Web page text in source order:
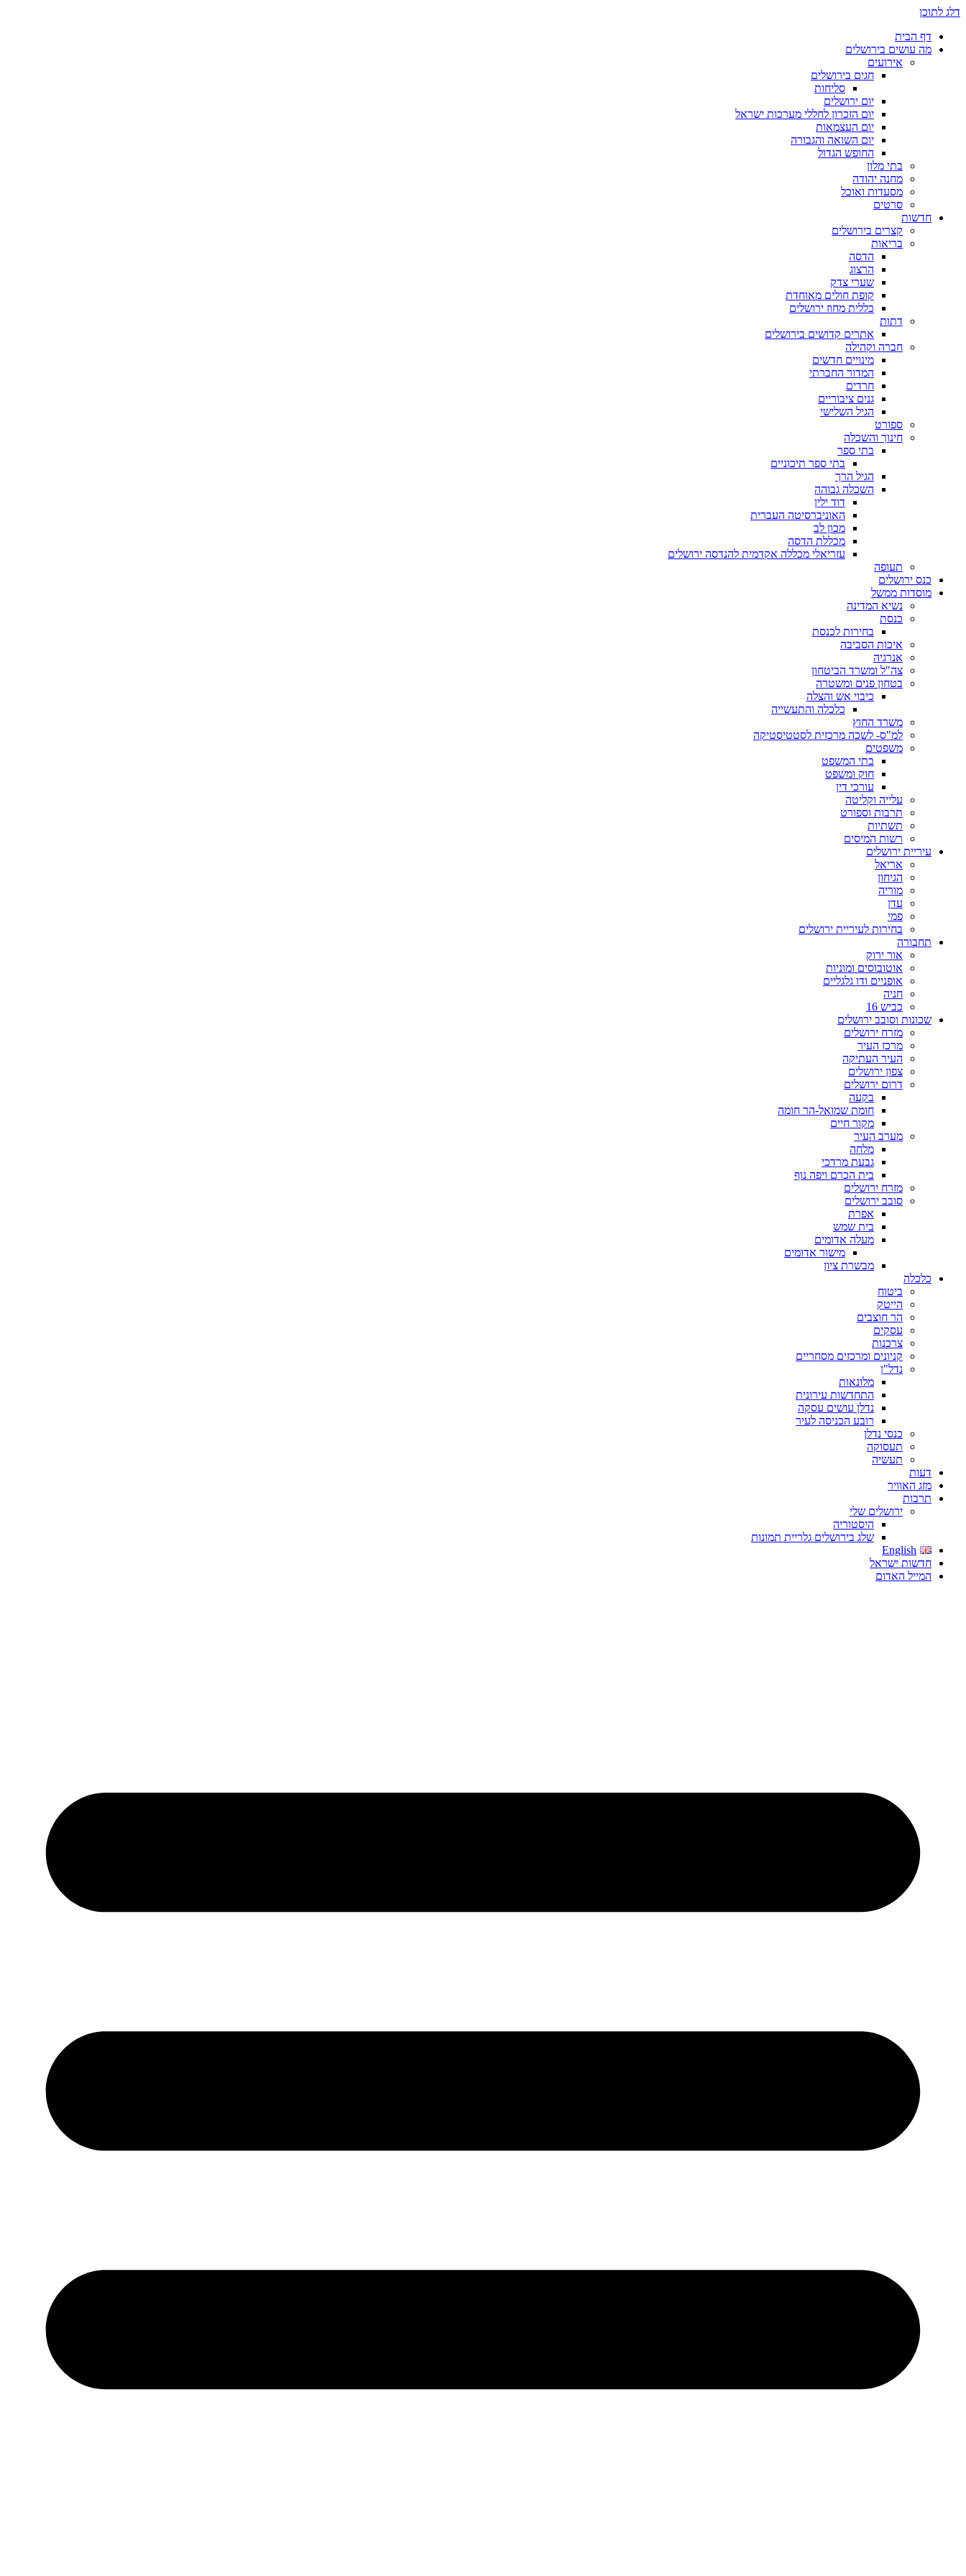
דלג לתוכן
דף הבית
מה עושים בירושלים
אירועים
חגים בירושלים
סליחות
יום ירושלים
יום הזכרון לחללי מערכות ישראל
יום העצמאות
יום השואה והגבורה
החופש הגדול
בתי מלון
מחנה יהודה
מסעדות ואוכל
סרטים
חדשות
קצרים בירושלים
בריאות
הדסה
הרצוג
שערי צדק
קופת חולים מאוחדת
כללית מחוז ירושלים
דתות
אתרים קדושים בירושלים
חברה וקהילה
מינויים חדשים
המדור החברתי
חרדים
גנים ציבוריים
הגיל השלישי
ספורט
חינוך והשכלה
בתי ספר
בתי ספר תיכוניים
הגיל הרך
השכלה גבוהה
דוד ילין
האוניברסיטה העברית
מכון לב
מכללת הדסה
עזריאלי מכללה אקדמית להנדסה ירושלים
תעופה
כנס ירושלים
מוסדות ממשל
נשיא המדינה
כנסת
בחירות לכנסת
איכות הסביבה
אנרגיה
צה"ל ומשרד הביטחון
בטחון פנים ומשטרה
כיבוי אש והצלה
כלכלה והתעשייה
משרד החוץ
למ"ס- לשכה מרכזית לסטטיסטיקה
משפטים
בתי המשפט
חוק ומשפט
עורכי דין
עלייה וקליטה
תרבות וספורט
תשתיות
רשות המיסים
עיריית ירושלים
אריאל
הגיחון
מוריה
עדן
פמי
בחירות לעיריית ירושלים
תחבורה
אור ירוק
אוטובוסים ומוניות
אופניים ודו גלגליים
חניה
כביש 16
שכונות וסובב ירושלים
מזרח ירושלים
מרכז העיר
העיר העתיקה
צפון ירושלים
דרום ירושלים
בקעה
חומת שמואל-הר חומה
מקור חיים
מערב העיר
מלחה
גבעת מרדכי
בית הכרם ויפה נוף
מזרח ירושלים
סובב ירושלים
אפרת
בית שמש
מעלה אדומים
מישור אדומים
מבשרת ציון
כלכלה
ביטוח
הייטק
הר חוצבים
עסקים
צרכנות
קניונים ומרכזים מסחריים
נדל"ן
מלונאות
התחדשות עירונית
נדלן עושים עסקה
רובע הכניסה לעיר
כנסי נדלן
תעסוקה
תעשיה
דעות
מזג האוויר
תרבות
ירושלים שלי
היסטוריה
שלג בירושלים גלריית תמונות
English
חדשות ישראל
המייל האדום